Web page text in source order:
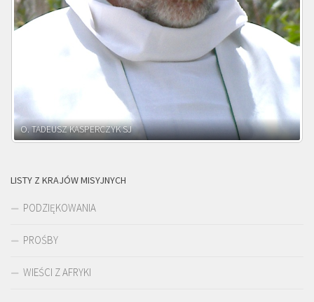
O. ADNRZEJ LEŚNIARA SJ
LISTY Z KRAJÓW MISYJNYCH
PODZIĘKOWANIA
PROŚBY
WIEŚCI Z AFRYKI